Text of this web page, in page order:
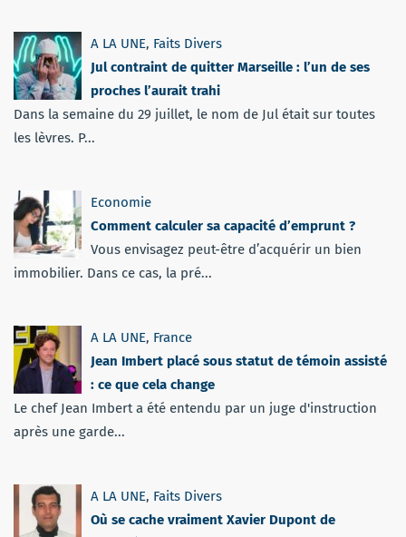
A LA UNE, Faits Divers
Jul contraint de quitter Marseille : l’un de ses
proches l’aurait trahi
Dans la semaine du 29 juillet, le nom de Jul était sur toutes
les lèvres. P...
Economie
Comment calculer sa capacité d’emprunt ?
Vous envisagez peut-être d’acquérir un bien
immobilier. Dans ce cas, la pré...
A LA UNE, France
Jean Imbert placé sous statut de témoin assisté
: ce que cela change
Le chef Jean Imbert a été entendu par un juge d'instruction
après une garde...
A LA UNE, Faits Divers
Où se cache vraiment Xavier Dupont de